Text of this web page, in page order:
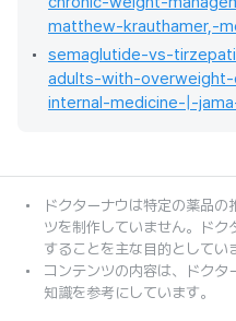
matthew-krauthamer,-
semaglutide-vs-
adults-with-
internal-medicine-|-
ドクターナウは特定の薬品
ツを制作していません。ドク
することを主な目的としてい
コンテンツの内容は、ドクタ
知識を参考にしています。